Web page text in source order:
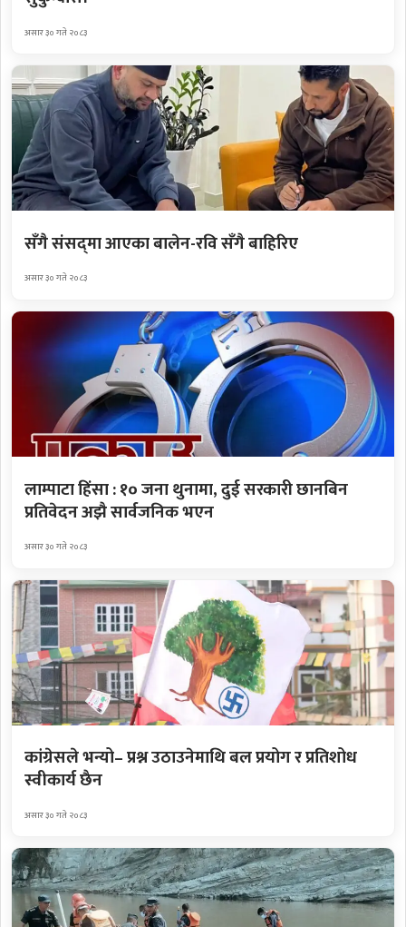
असार ३० गते २०८३
सँगै संसद्‌मा आएका बालेन-रवि सँगै बाहिरिए
असार ३० गते २०८३
लाम्पाटा हिंसा : १० जना थुनामा, दुई सरकारी छानबिन
प्रतिवेदन अझै सार्वजनिक भएन
असार ३० गते २०८३
कांग्रेसले भन्यो– प्रश्न उठाउनेमाथि बल प्रयोग र प्रतिशोध
स्वीकार्य छैन
असार ३० गते २०८३